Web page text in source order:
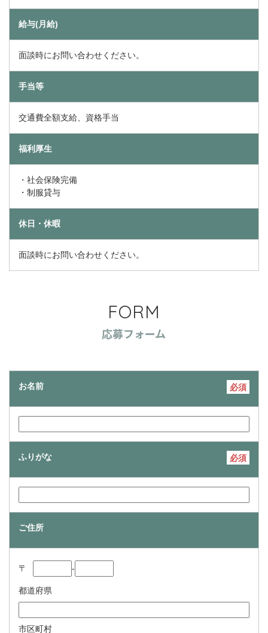
給与(月給)
面談時にお問い合わせください。
手当等
交通費全額支給、資格手当
福利厚生
・社会保険完備
・制服貸与
休日・休暇
面談時にお問い合わせください。
FORM
応募フォーム
お名前 必須
ふりがな 必須
ご住所
〒 ‐
都道府県
市区町村